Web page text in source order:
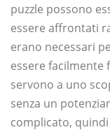
puzzle possono
essere affrontati
erano necessari
essere facilmente
servono a uno
senza un
complicato,